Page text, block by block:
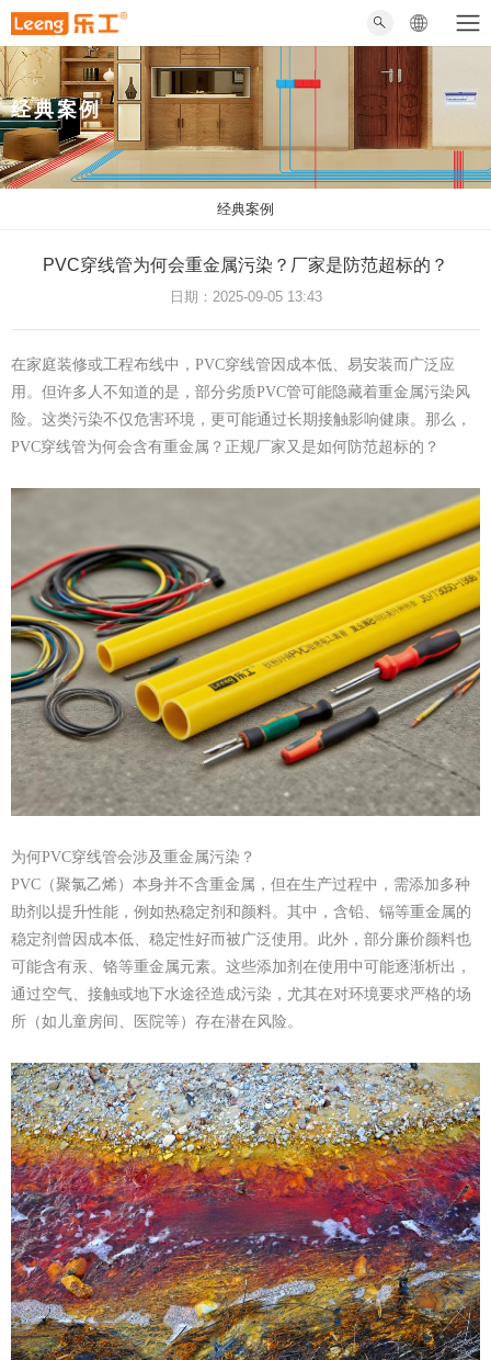
经典案例
经典案例
PVC穿线管为何会重金属污染？厂家是防范超标的？
日期：2025-09-05 13:43
在家庭装修或工程布线中，PVC穿线管因成本低、易安装而广泛应
用。但许多人不知道的是，部分劣质PVC管可能隐藏着重金属污染风
险。这类污染不仅危害环境，更可能通过长期接触影响健康。那么，
PVC穿线管为何会含有重金属？正规厂家又是如何防范超标的？
为何PVC穿线管会涉及重金属污染？
PVC（聚氯乙烯）本身并不含重金属，但在生产过程中，需添加多种
助剂以提升性能，例如热稳定剂和颜料。其中，含铅、镉等重金属的
稳定剂曾因成本低、稳定性好而被广泛使用。此外，部分廉价颜料也
可能含有汞、铬等重金属元素。这些添加剂在使用中可能逐渐析出，
通过空气、接触或地下水途径造成污染，尤其在对环境要求严格的场
所（如儿童房间、医院等）存在潜在风险。